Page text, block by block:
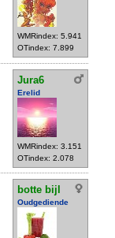
WMRindex: 5.941
OTindex: 7.899
Jura6
Erelid
WMRindex: 3.151
OTindex: 2.078
botte bijl
Oudgediende